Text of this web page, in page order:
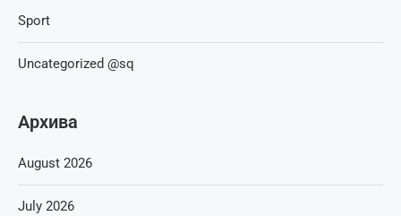
Sport
Uncategorized @sq
Архива
August 2026
July 2026